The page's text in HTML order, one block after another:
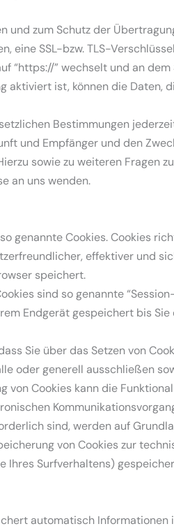
und zum Schutz der
eine SSL-bzw. TLS-
“https://” wechselt und an
aktiviert ist, können die
Bestimmungen
und Empfänger und den
sowie zu weiteren Fragen
an uns wenden.
genannte Cookies. Cookies
effektiver und
speichert.
sind so genannte
Endgerät gespeichert bis
Sie über das Setzen von
oder generell ausschließen
von Cookies kann die
sind, werden auf
von Cookies zur
Ihres Surfverhaltens)
automatisch